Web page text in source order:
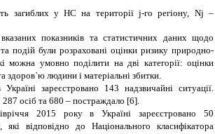
загиблих у НС на території j-го регіону, Nj –
показників та статистичних даних щодо
подій були розраховані оцінки ризику природно-
можна умовно поділити на дві категорії: оцінки
здоров`ю людини і матеріальні збитки.
зареєстровано 143 надзвичайні ситуації.
287 осіб та 680 – постраждало [6].
2015 року в Україні зареєстровано 50
які відповідно до Національного класифікатора